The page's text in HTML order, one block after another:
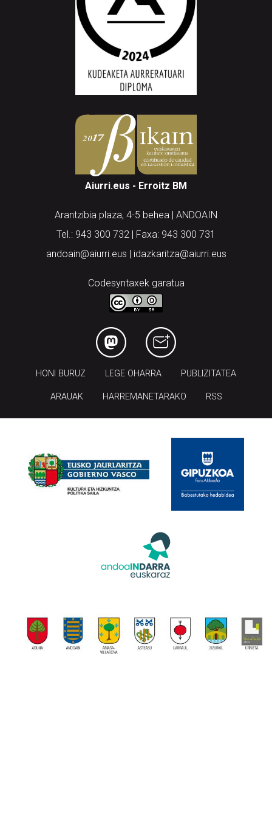
Aiurri.eus - Erroitz BM
Arantzibia plaza, 4-5 behea | ANDOAIN
Tel.: 943 300 732 | Faxa: 943 300 731
andoain@aiurri.eus | idazkaritza@aiurri.eus
Codesyntaxek garatua
HONI BURUZ LEGE OHARRA PUBLIZITATEA
ARAUAK HARREMANETARAKO RSS